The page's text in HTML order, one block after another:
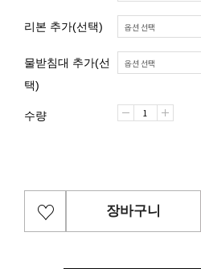
리본 추가(선택)
물받침대 추가(선
택)
수량
장바구니